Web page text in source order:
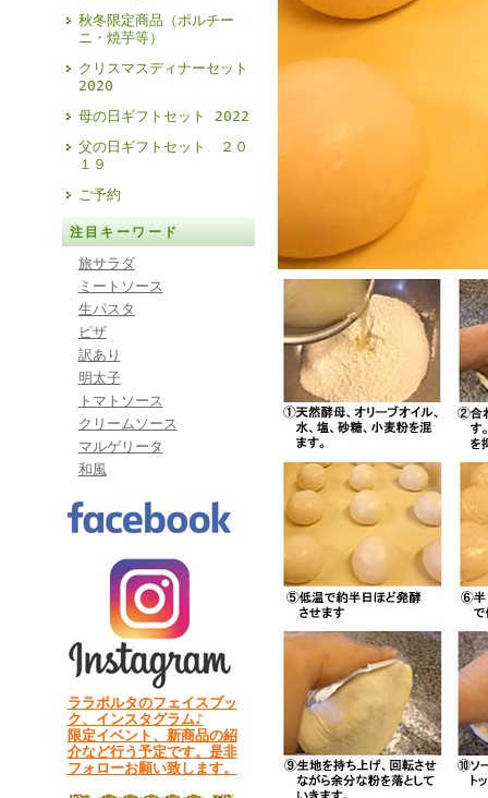
秋冬限定商品（ポルチー
ニ・焼芋等）
クリスマスディナーセット
2020
母の日ギフトセット 2022
父の日ギフトセット ２０
１９
ご予約
注目キーワード
旅サラダ
ミートソース
生パスタ
ピザ
訳あり
明太子
トマトソース
クリームソース
マルゲリータ
和風
ララポルタのフェイスブッ
ク、インスタグラム♪
限定イベント、新商品の紹
介など行う予定です。是非
フォローお願い致します。